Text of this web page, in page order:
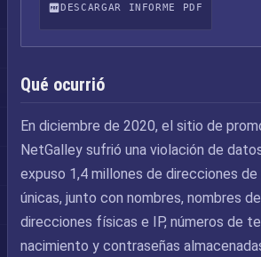
DESCARGAR INFORME PDF
Qué ocurrió
En diciembre de 2020, el sitio de
NetGalley sufrió una violación de
expuso 1,4 millones de direcciones
únicas, junto con nombres, nombres
direcciones físicas e IP, números de
nacimiento y contraseñas